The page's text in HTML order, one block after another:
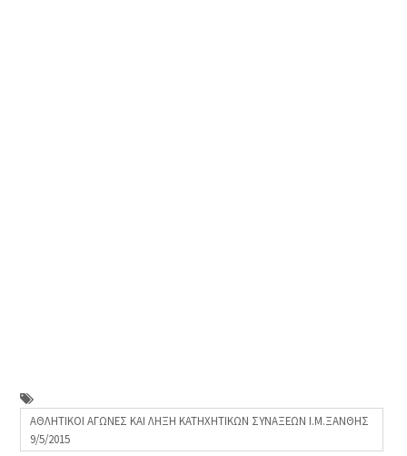
ΑΘΛΗΤΙΚΟΙ ΑΓΩΝΕΣ ΚΑΙ ΛΗΞΗ ΚΑΤΗΧΗΤΙΚΩΝ ΣΥΝΑΞΕΩΝ Ι.Μ.ΞΑΝΘΗΣ
9/5/2015